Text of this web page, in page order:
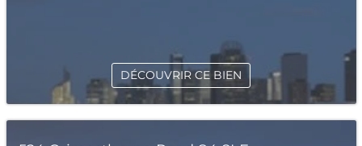
DÉCOUVRIR CE BIEN